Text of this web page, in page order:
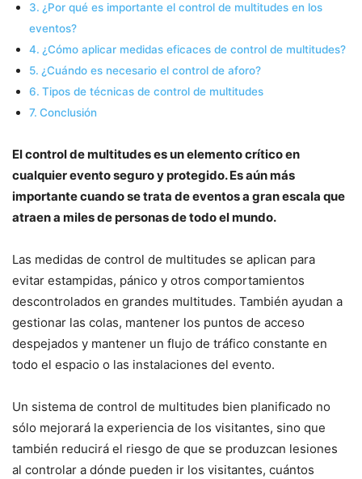
¿Por qué es importante el control de multitudes en los
eventos?
¿Cómo aplicar medidas eficaces de control de multitudes?
¿Cuándo es necesario el control de aforo?
Tipos de técnicas de control de multitudes
Conclusión
El control de multitudes es un elemento crítico en
cualquier evento seguro y protegido. Es aún más
importante cuando se trata de eventos a gran escala que
atraen a miles de personas de todo el mundo.
Las medidas de control de multitudes se aplican para
evitar estampidas, pánico y otros comportamientos
descontrolados en grandes multitudes. También ayudan a
gestionar las colas, mantener los puntos de acceso
despejados y mantener un flujo de tráfico constante en
todo el espacio o las instalaciones del evento.
Un sistema de control de multitudes bien planificado no
sólo mejorará la experiencia de los visitantes, sino que
también reducirá el riesgo de que se produzcan lesiones
al controlar a dónde pueden ir los visitantes, cuántos